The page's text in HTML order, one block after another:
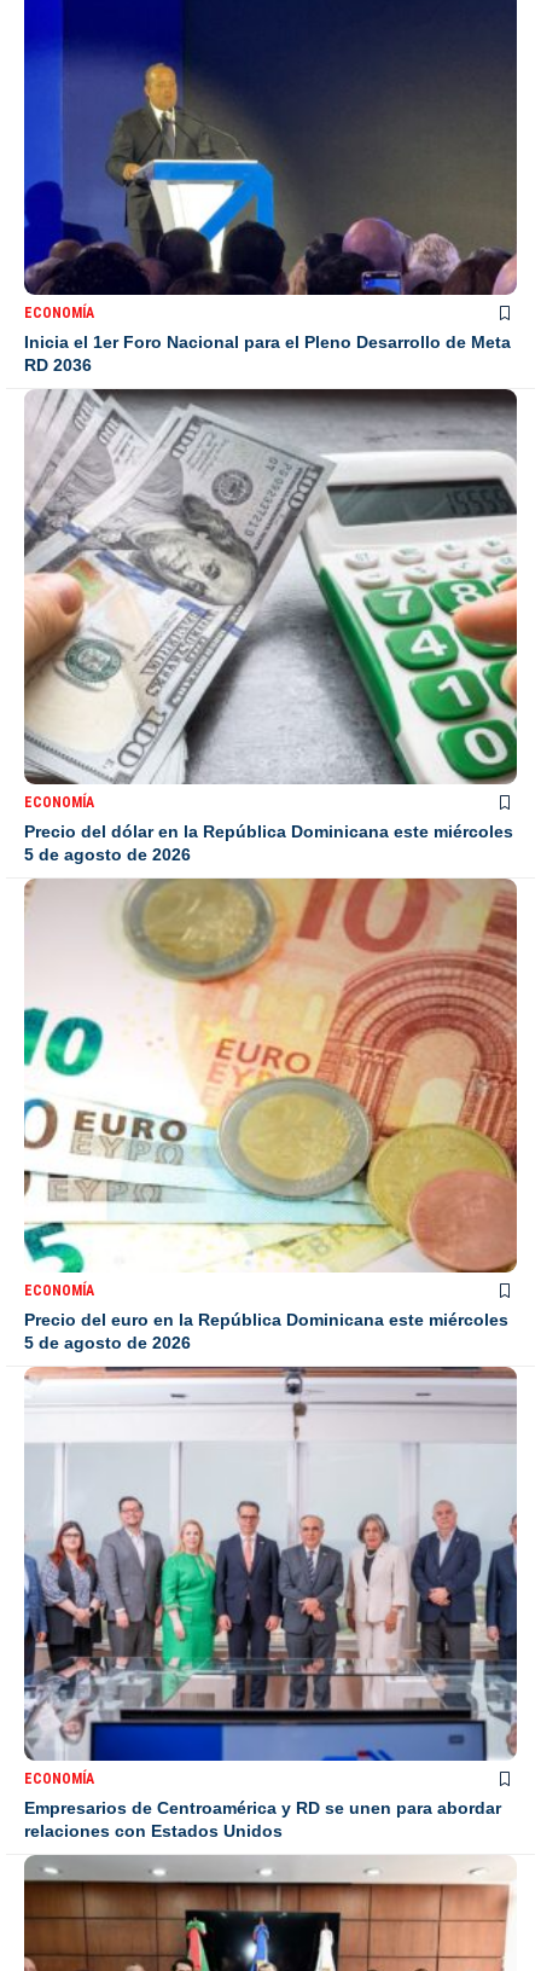
ECONOMÍA
Inicia el 1er Foro Nacional para el Pleno Desarrollo de Meta
RD 2036
ECONOMÍA
Precio del dólar en la República Dominicana este miércoles
5 de agosto de 2026
ECONOMÍA
Precio del euro en la República Dominicana este miércoles
5 de agosto de 2026
ECONOMÍA
Empresarios de Centroamérica y RD se unen para abordar
relaciones con Estados Unidos